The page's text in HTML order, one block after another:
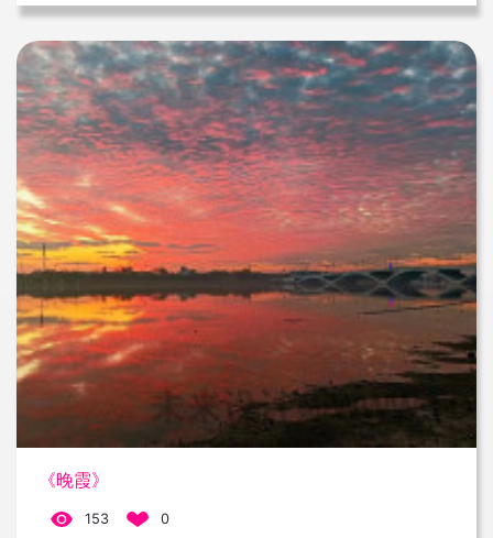
《晚霞》
153 0